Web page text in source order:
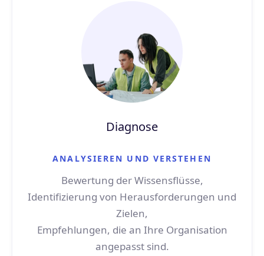
Diagnose
ANALYSIEREN UND VERSTEHEN
Bewertung der Wissensflüsse,
Identifizierung von Herausforderungen und
Zielen,
Empfehlungen, die an Ihre Organisation
angepasst sind.